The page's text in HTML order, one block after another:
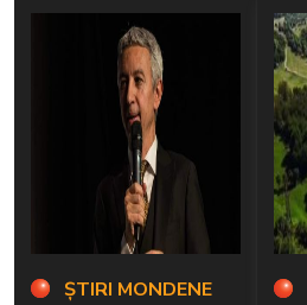
ȘTIRI MONDENE